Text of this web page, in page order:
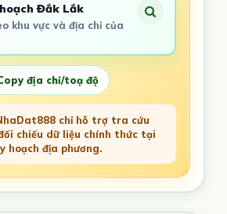
Đắk Lắk
khu vực và địa chỉ của
địa chỉ/toạ độ
chỉ hỗ trợ tra cứu
chiếu dữ liệu chính thức tại
hoạch địa phương.